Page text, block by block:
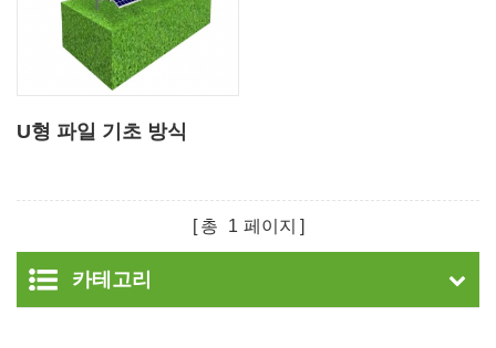
U형 파일 기초 방식
총 1 페이지
카테고리